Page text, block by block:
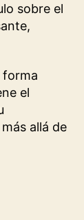
sobre el
forma
el
allá de